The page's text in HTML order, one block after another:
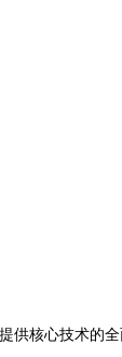
供核心技术的